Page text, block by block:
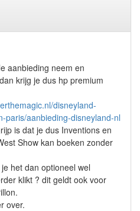
aanbieding neem en
krijg je dus hp premium
disneyland-
paris/aanbieding-disneyland-nl
is dat je dus Inventions en
Show kan boeken zonder
het dan optioneel wel
klikt ? dit geldt ook voor
over.